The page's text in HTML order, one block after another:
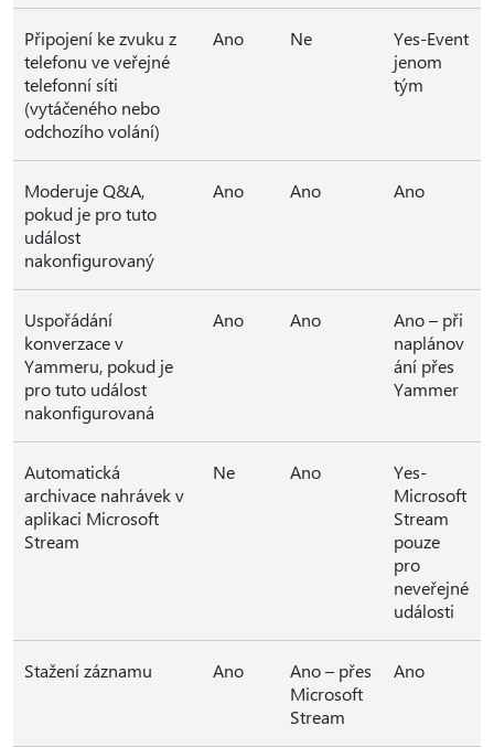
Připojení ke zvuku z
telefonu ve veřejné
telefonní síti
(vytáčeného nebo
odchozího volání)
Ano Ne
Yes-Event
jenom
tým
Moderuje Q&A,
pokud je pro tuto
událost
nakonfigurovaný
Ano Ano Ano
Uspořádání
konverzace v
Yammeru, pokud je
pro tuto událost
nakonfigurovaná
Ano Ano
Ano – při
naplánov
ání přes
Yammer
Automatická
archivace nahrávek v
aplikaci Microsoft
Stream
Ne Ano
Yes-
Microsoft
Stream
pouze
pro
neveřejné
události
Stažení záznamu Ano
Ano – přes
Microsoft
Stream
Ano